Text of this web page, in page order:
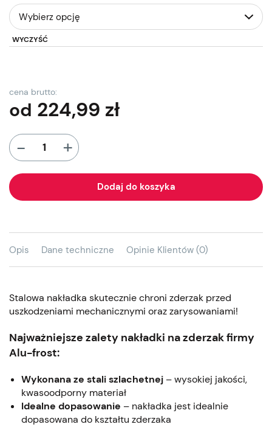
WYCZYŚĆ
cena brutto:
od 224,99 zł
- +
Dodaj do koszyka
Opis Dane techniczne Opinie Klientów (0)
Stalowa nakładka skutecznie chroni zderzak przed
uszkodzeniami mechanicznymi oraz zarysowaniami!
Najważniejsze zalety nakładki na zderzak firmy
Alu-frost:
Wykonana ze stali szlachetnej – wysokiej jakości,
kwasoodporny materiał
Idealne dopasowanie – nakładka jest idealnie
dopasowana do kształtu zderzaka